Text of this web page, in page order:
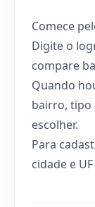
Comece
Digite o
compare
Quando
bairro, tipo
escolher.
Para
cidade e